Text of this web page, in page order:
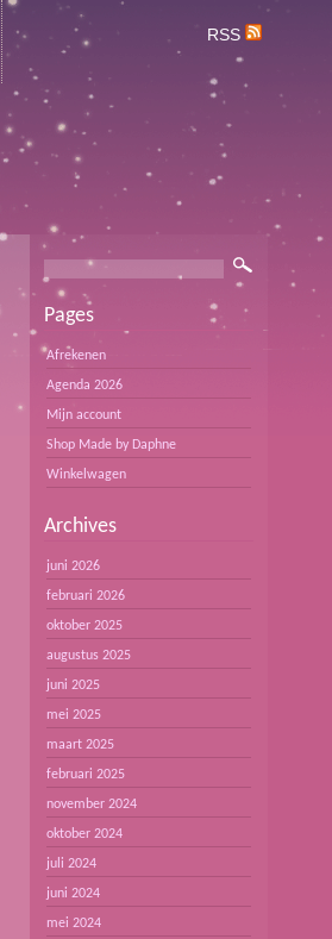
RSS
Pages
Afrekenen
Agenda 2026
Mijn account
Shop Made by Daphne
Winkelwagen
Archives
juni 2026
februari 2026
oktober 2025
augustus 2025
juni 2025
mei 2025
maart 2025
februari 2025
november 2024
oktober 2024
juli 2024
juni 2024
mei 2024